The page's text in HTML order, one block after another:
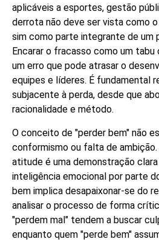
aplicáveis a esportes, gestão
derrota não deve ser vista como
sim como parte integrante de um
Encarar o fracasso como um
um erro que pode atrasar o
equipes e líderes. É fundamental
subjacente à perda, desde que
racionalidade e método.
O conceito de "perder bem" não
conformismo ou falta de ambição.
atitude é uma demonstração
inteligência emocional por parte
bem implica desapaixonar-se do
analisar o processo de forma
"perdem mal" tendem a buscar
enquanto quem "perde bem"